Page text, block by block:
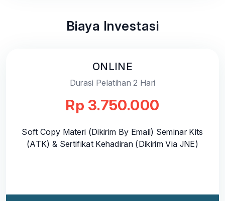
Biaya Investasi
ONLINE
Durasi Pelatihan 2 Hari
Rp 3.750.000
Soft Copy Materi (Dikirim By Email) Seminar Kits
(ATK) & Sertifikat Kehadiran (Dikirim Via JNE)